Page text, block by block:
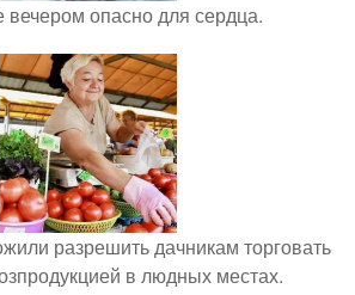
вечером опасно для сердца.
разрешить дачникам торговать
в людных местах.